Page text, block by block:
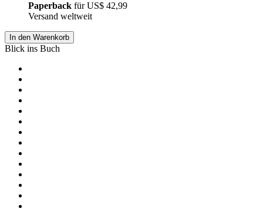
Paperback fürUS$ 42,99
Versand weltweit
In den Warenkorb
Blick ins Buch